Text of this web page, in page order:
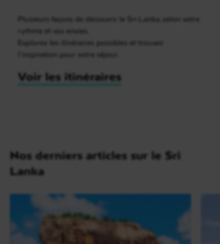
Plusieurs façons de découvrir le Sri Lanka, selon votre
rythme et vos envies.
Explorez les itinéraires possibles et trouvez
l’inspiration pour votre séjour.
Voir les itinéraires
Nos derniers articles sur le Sri
Lanka